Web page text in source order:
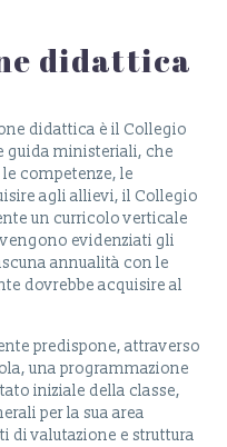
didattica
didattica è il Collegio
guida ministeriali, che
competenze, le
agli allievi, il Collegio
un curricolo verticale
evidenziati gli
annualità con le
dovrebbe acquisire al
predispone, attraverso
una programmazione
iniziale della classe,
per la sua area
di valutazione e struttura